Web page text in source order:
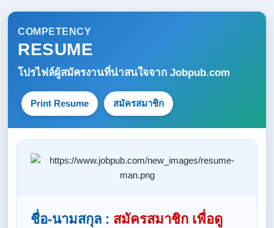
COMPETENCY
RESUME
โปรไฟล์ผู้สมัครงานที่น่าสนใจจาก Jobpub.com
Print Resume สมัครสมาชิก
ชื่อ-นามสกุล : สมัครสมาชิก เพื่อดู